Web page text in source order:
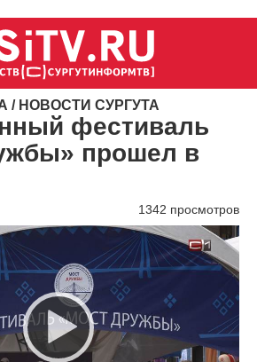
/ НОВОСТИ СУРГУТА
фестиваль
прошел в
1342 просмотров